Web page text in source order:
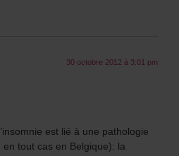
30 octobre 2012 à 3:01 pm
est lié à une pathologie
tout cas en Belgique): la